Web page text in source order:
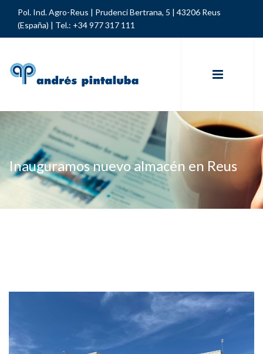
Pol. Ind. Agro-Reus | Prudenci Bertrana, 5 | 43206 Reus
(España) | Tel.: +34 977 317 111
Inauguramos nuevo almacén en Reus